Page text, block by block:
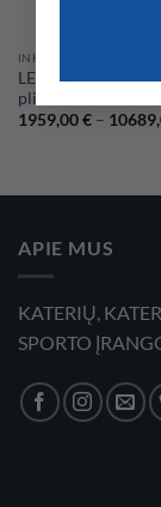
INKARAI
LEWMAR Delta®
plieno inkaras
1959,00€ –
APIE MUS
KATERIŲ,
SPORTO